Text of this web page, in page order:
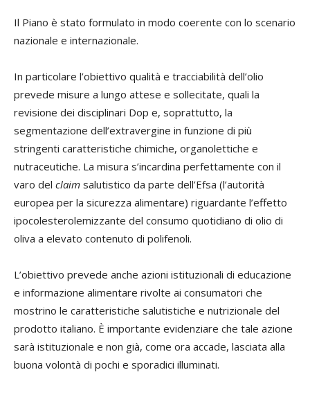
Il Piano è stato formulato in modo coerente con lo scenario
nazionale e internazionale.
In particolare l’obiettivo qualità e tracciabilità dell’olio
prevede misure a lungo attese e sollecitate, quali la
revisione dei disciplinari Dop e, soprattutto, la
segmentazione dell’extravergine in funzione di più
stringenti caratteristiche chimiche, organolettiche e
nutraceutiche. La misura s’incardina perfettamente con il
varo del claim salutistico da parte dell’Efsa (l’autorità
europea per la sicurezza alimentare) riguardante l’effetto
ipocolesterolemizzante del consumo quotidiano di olio di
oliva a elevato contenuto di polifenoli.
L’obiettivo prevede anche azioni istituzionali di educazione
e informazione alimentare rivolte ai consumatori che
mostrino le caratteristiche salutistiche e nutrizionale del
prodotto italiano. È importante evidenziare che tale azione
sarà istituzionale e non già, come ora accade, lasciata alla
buona volontà di pochi e sporadici illuminati.